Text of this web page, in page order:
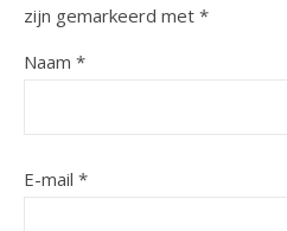
zijn gemarkeerd met *
Naam *
E-mail *